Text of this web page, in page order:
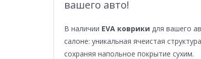
вашего авто!
В наличии EVA коврики для вашего
салоне: уникальная ячеистая
сохраняя напольное покрытие сухим.